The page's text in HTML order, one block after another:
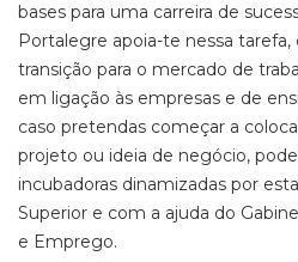
bases para uma carreira de
Portalegre apoia-te nessa tarefa,
transição para o mercado de
em ligação às empresas e de
caso pretendas começar a
projeto ou ideia de negócio,
incubadoras dinamizadas por
Superior e com a ajuda do
e Emprego.